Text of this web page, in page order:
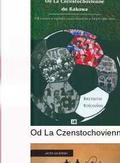
Od La